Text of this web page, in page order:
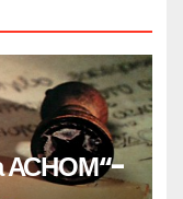
АСНОМ“-